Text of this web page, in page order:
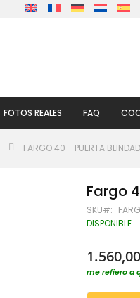
FOTOS REALES FAQ
FARGO 40 - PUERTA
Fargo
SKU
DISPONIBLE
me refiero a